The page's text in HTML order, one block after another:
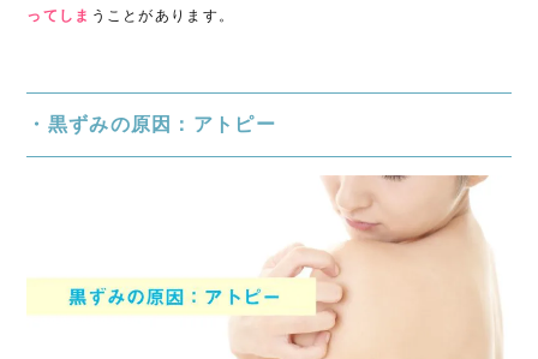
ってしま うことがあります。
・黒ずみの原因：アトピー